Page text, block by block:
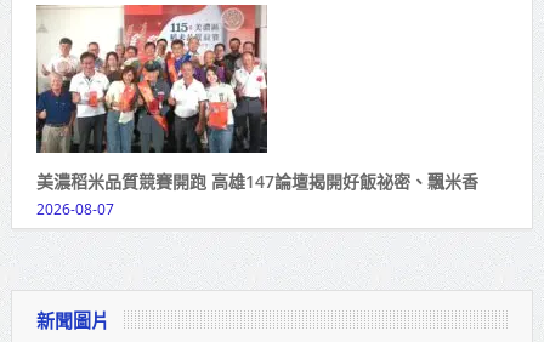
美濃稻米品質競賽開跑 高雄147論壇揭開好飯祕密、飄米香
2026-08-07
新聞圖片